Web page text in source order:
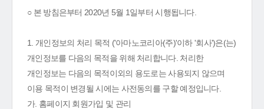
○ 본 방침은부터 2020년 5월 1일부터 시행됩니다.
1. 개인정보의 처리 목적 ('아마노코리아(주)'이하 '회사')은(는)
개인정보를 다음의 목적을 위해 처리합니다. 처리한
개인정보는 다음의 목적이외의 용도로는 사용되지 않으며
이용 목적이 변경될 시에는 사전동의를 구할 예정입니다.
가. 홈페이지 회원가입 및 관리